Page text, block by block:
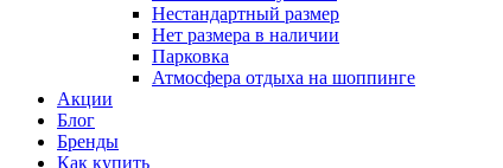
Нестандартный размер
Нет размера в наличии
Парковка
Атмосфера отдыха на шоппинге
Акции
Блог
Бренды
Как купить